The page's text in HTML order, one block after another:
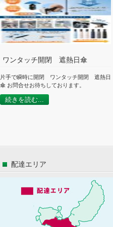
ワンタッチ開閉 遮熱日傘
片手で瞬時に開閉 ワンタッチ開閉 遮熱日
傘 お問合せお待ちしております。
続きを読む...
配達エリア